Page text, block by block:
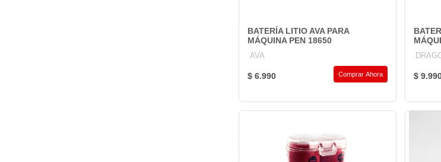
BATERÍA LITIO AVA PARA
MÁQUINA PEN 18650
AVA
$ 6.990 Comprar Ahora $